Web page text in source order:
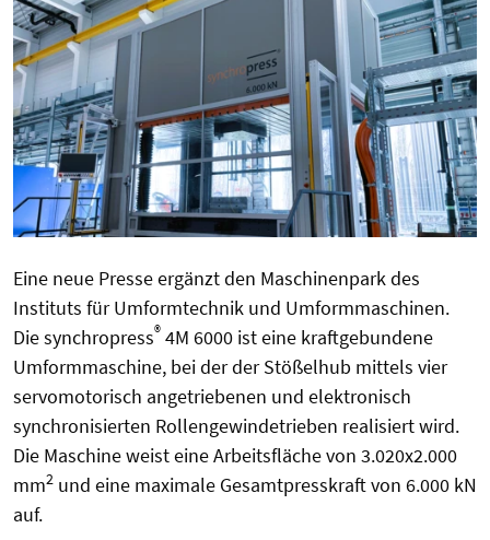
Eine neue Presse ergänzt den Maschinenpark des
Instituts für Umformtechnik und Umformmaschinen.
Die synchropress® 4M 6000 ist eine kraftgebundene
Umformmaschine, bei der der Stößelhub mittels vier
servomotorisch angetriebenen und elektronisch
synchronisierten Rollengewindetrieben realisiert wird.
Die Maschine weist eine Arbeitsfläche von 3.020x2.000
mm2 und eine maximale Gesamtpresskraft von 6.000 kN
auf.